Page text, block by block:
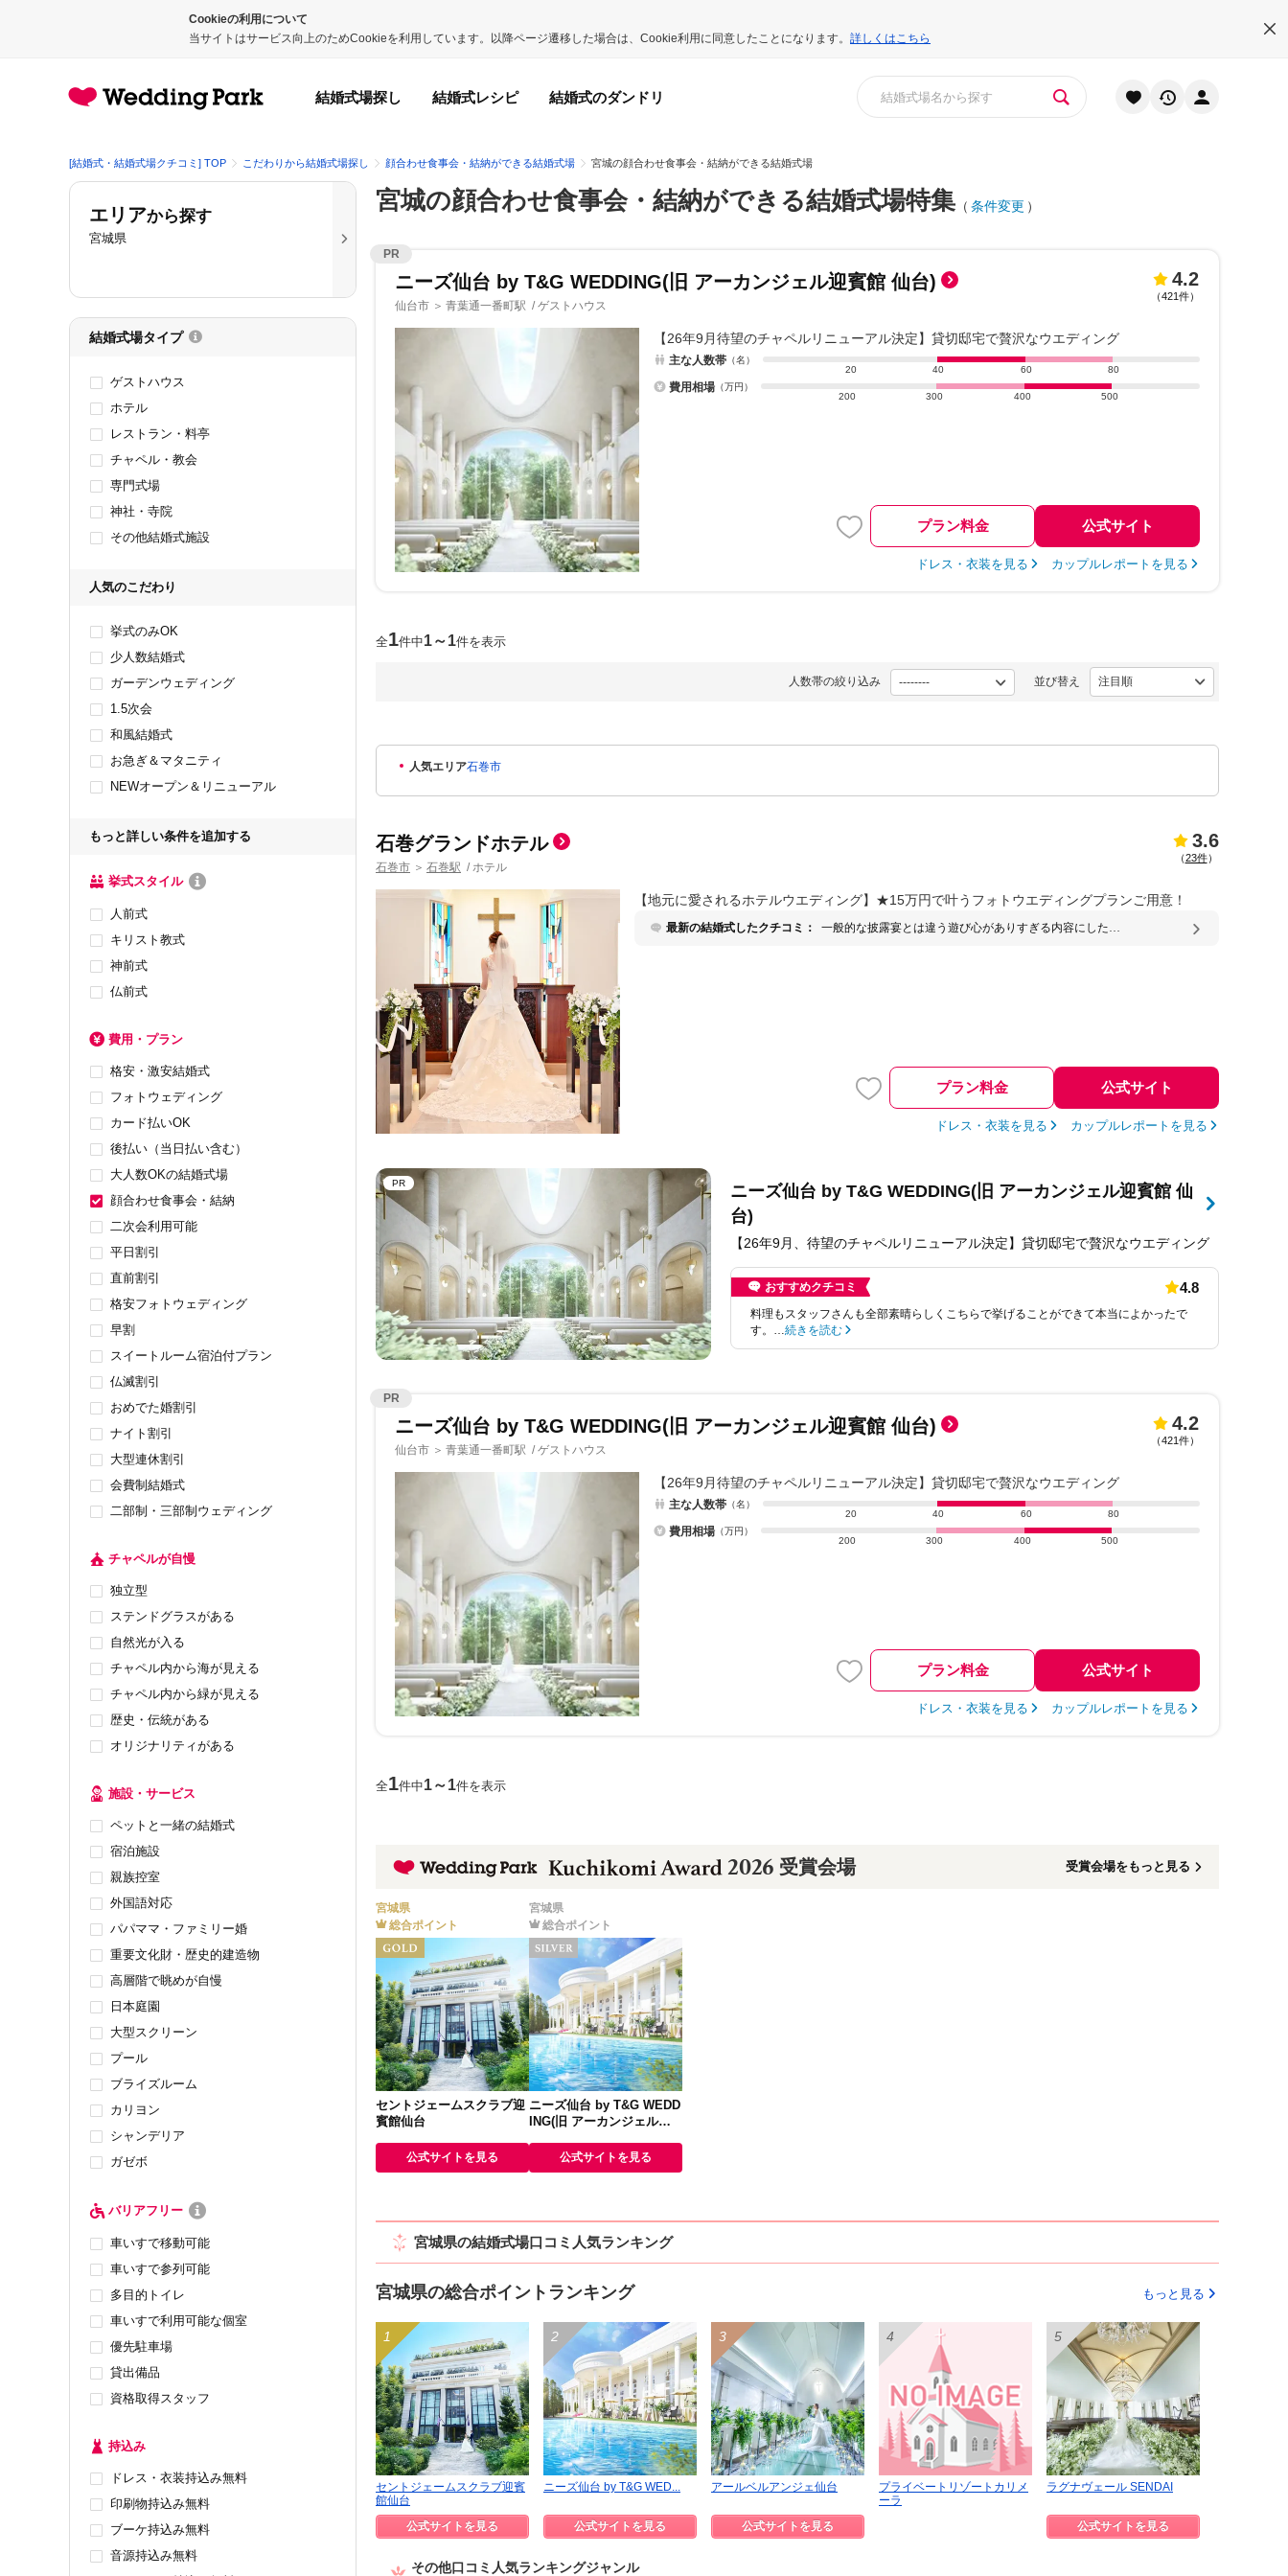
Cookieの利用について
当サイトはサービス向上のためCookieを利用しています。以降ページ遷移した場合は、Cookie利用に同意したことになります。 詳しくはこちら
結婚式場探し 結婚式レシピ 結婚式のダンドリ
[結婚式・結婚式場クチコミ] TOP こだわりから結婚式場探し 顔合わせ食事会・結納ができる結婚式場 宮城の顔合わせ食事会・結納ができる結婚式場
宮城の顔合わせ食事会・結納ができる結婚式場特集 （ 条件変更 ）
PR
ニーズ仙台 by T&G WEDDING(旧 アーカンジェル迎賓館 仙台)
仙台市 ＞ 青葉通一番町駅 / ゲストハウス
4.2
（421件）
【26年9月待望のチャペルリニューアル決定】貸切邸宅で贅沢なウエディング
主な人数帯 （名）
20
40 60 80
費用相場 （万円）
200
300 400 500
プラン料金 公式サイト
ドレス・衣装を見る カップルレポートを見る
全1件中1～1件を表示
人数帯の絞り込み 並び替え
人気エリア石巻市
石巻グランドホテル
石巻市 ＞ 石巻駅 / ホテル
3.6
（23件）
【地元に愛されるホテルウエディング】★15万円で叶うフォトウエディングプランご用意！
最新の結婚式したクチコミ：
一般的な披露宴とは違う遊び心がありすぎる内容にしたい
プラン料金 公式サイト
ドレス・衣装を見る カップルレポートを見る
PR
ニーズ仙台 by T&G WEDDING(旧 アーカンジェル迎賓館 仙
台)
【26年9月、待望のチャペルリニューアル決定】貸切邸宅で贅沢なウエディング
おすすめクチコミ 4.8
料理もスタッフさんも全部素晴らしくこちらで挙げることができて本当によかったで
す。…続きを読む
PR
ニーズ仙台 by T&G WEDDING(旧 アーカンジェル迎賓館 仙台)
仙台市 ＞ 青葉通一番町駅 / ゲストハウス
4.2
（421件）
【26年9月待望のチャペルリニューアル決定】貸切邸宅で贅沢なウエディング
主な人数帯 （名）
20
40 60 80
費用相場 （万円）
200
300 400 500
プラン料金 公式サイト
ドレス・衣装を見る カップルレポートを見る
全1件中1～1件を表示
2026 受賞会場 受賞会場をもっと見る
宮城県
総合ポイント
セントジェームスクラブ迎
賓館仙台
公式サイトを見る
宮城県
総合ポイント
ニーズ仙台 by T&G WEDD
ING(旧 アーカンジェル迎
公式サイトを見る
宮城県の結婚式場口コミ人気ランキング
宮城県の総合ポイントランキング もっと見る
セントジェームスクラブ迎賓
館仙台
公式サイトを見る
ニーズ仙台 by T&G WED...
公式サイトを見る
アールベルアンジェ仙台
公式サイトを見る
プライベートリゾートカリメ
ーラ
ラグナヴェール SENDAI
公式サイトを見る
その他口コミ人気ランキングジャンル
エリアから探す
宮城県
結婚式場タイプ
ゲストハウス
ホテル
レストラン・料亭
チャペル・教会
専門式場
神社・寺院
その他結婚式施設
人気のこだわり
挙式のみOK
少人数結婚式
ガーデンウェディング
1.5次会
和風結婚式
お急ぎ＆マタニティ
NEWオープン＆リニューアル
もっと詳しい条件を追加する
挙式スタイル
人前式
キリスト教式
神前式
仏前式
費用・プラン
格安・激安結婚式
フォトウェディング
カード払いOK
後払い（当日払い含む）
大人数OKの結婚式場
顔合わせ食事会・結納
二次会利用可能
平日割引
直前割引
格安フォトウェディング
早割
スイートルーム宿泊付プラン
仏滅割引
おめでた婚割引
ナイト割引
大型連休割引
会費制結婚式
二部制・三部制ウェディング
チャペルが自慢
独立型
ステンドグラスがある
自然光が入る
チャペル内から海が見える
チャペル内から緑が見える
歴史・伝統がある
オリジナリティがある
施設・サービス
ペットと一緒の結婚式
宿泊施設
親族控室
外国語対応
パパママ・ファミリー婚
重要文化財・歴史的建造物
高層階で眺めが自慢
日本庭園
大型スクリーン
プール
ブライズルーム
カリヨン
シャンデリア
ガゼボ
バリアフリー
車いすで移動可能
車いすで参列可能
多目的トイレ
車いすで利用可能な個室
優先駐車場
貸出備品
資格取得スタッフ
持込み
ドレス・衣装持込み無料
印刷物持込み無料
ブーケ持込み無料
音源持込み無料